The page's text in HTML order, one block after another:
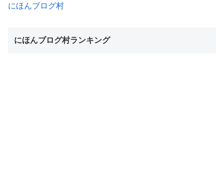
にほんブログ村
にほんブログ村ランキング